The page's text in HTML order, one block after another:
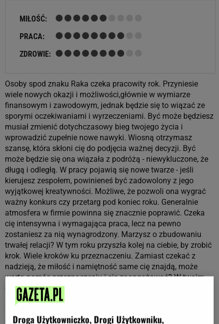
MIŁOŚĆ:
PRACA:
ZDROWIE:
Osoby spod znaku Raka czeka pracowity rok. Przyniesie
wiele nowych okazji i możliwości,głównie w wymiarze
finansowym i zawodowym, jednak będzie się to wiązać ze
sporymi oczekiwaniami i wyrzeczeniami. Być może będziesz
musiał zmienić dotychczasowy bieg twojego życia i
wprowadzić zupełnie nowe nawyki. Wiosną otrzymasz
szansę, która skłoni cię do podjęcia ważnej decyzji. Być
może będzie się ona wiązała z podróżą - niewykluczone, że
długą i odległą. W pracy pojawią się nowe twarze - jeśli
kierujesz zespołem, powinieneś być zadowolony z jego
wyjątkowej kreatywności. Możliwe, że pozwoli ona wygrać
ważny konkurs czy przetarg pod koniec roku. Generalnie
atmosfera w firmie powinna się znacznie poprawić. Czeka
cię intensywna i wymagająca praca, lecz na pewno
zostaniesz za nią wynagrodzony. Marzysz o zbudowaniu
trwałej relacji? W tym roku przyszła kolej na ciebie, by zrobić
krok. Wiele kroków ku przeznaczeniu. Zamiast czekać z
nadzieją, że miłość i namiętność same cię znajdą, może
warto pomóc przeznaczeniu i się zaangażować? W twoim
otoczeniu jest wiele osób wartych uwagi, jednak powinieneś
im ją poświęcić, by cokolwiek poszło do przodu. Dzwoń,
zaproś na spacer, stwarzaj okazje. Zaryzykuj, nie masz nic
do stracenia. Ważne tylko, by nikogo nie osaczać i niczego
Droga Użytkowniczko, Drogi Użytkowniku,